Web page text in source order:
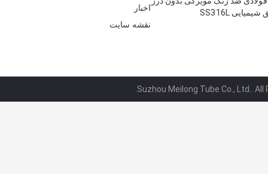
اخبار
نقشه سایت